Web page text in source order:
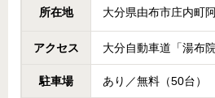
所在地 大分県由布市庄内町
アクセス 大分自動車道「湯布
駐車場 あり／無料（50台）